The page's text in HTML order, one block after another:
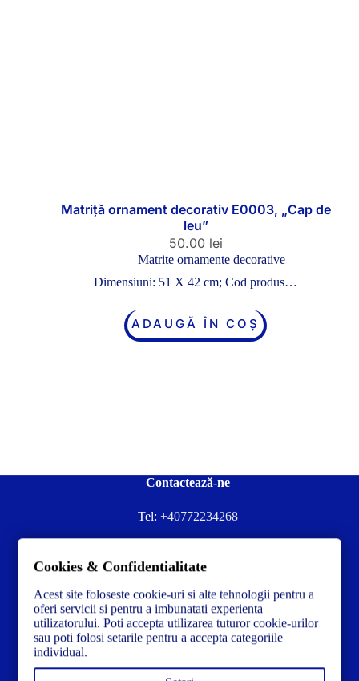
Matriță ornament decorativ E0003, „Cap de
leu”
50.00 lei
Matrite ornamente decorative
Dimensiuni: 51 X 42 cm; Cod produs…
ADAUGĂ ÎN COȘ
Contactează-ne
Tel: +40772234268
Contacteză-ne la:✉️contact@concrete-forma.com
Str. Dacia Nr 12 Ineu, Arad 315300 Romania
Cookies & Confidentialitate
Acest site foloseste cookie-uri si alte tehnologii pentru a
oferi servicii si pentru a imbunatati experienta
utilizatorului. Poti accepta utilizarea tuturor cookie-urilor
sau poti folosi setarile pentru a accepta categoriile
individual.